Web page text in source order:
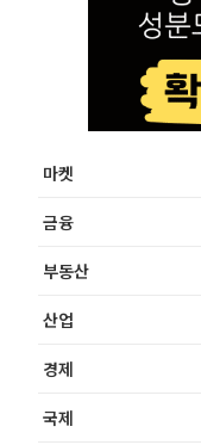
마켓
금융
부동산
산업
경제
국제